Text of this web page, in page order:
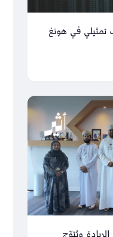
في هونغ